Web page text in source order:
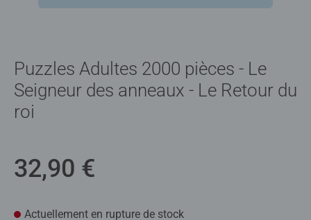
Puzzles Adultes 2000 pièces - Le
Seigneur des anneaux - Le Retour du
roi
32,90 €
Actuellement en rupture de stock